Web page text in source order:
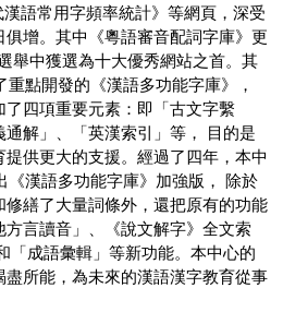
語常用字頻率統計》等網頁，深受
增。其中《粵語審音配詞字庫》更
舉中獲選為十大優秀網站之首。其
點開發的《漢語多功能字庫》，
四項重要元素：即「古文字繫
解」、「英漢索引」等， 目的是
供更大的支援。經過了四年，本中
《漢語多功能字庫》加強版， 除於
修繕了大量詞條外，還把原有的功能
言讀音」、《說文解字》全文索
「成語彙輯」等新功能。本中心的
所能，為未來的漢語漢字教育從事